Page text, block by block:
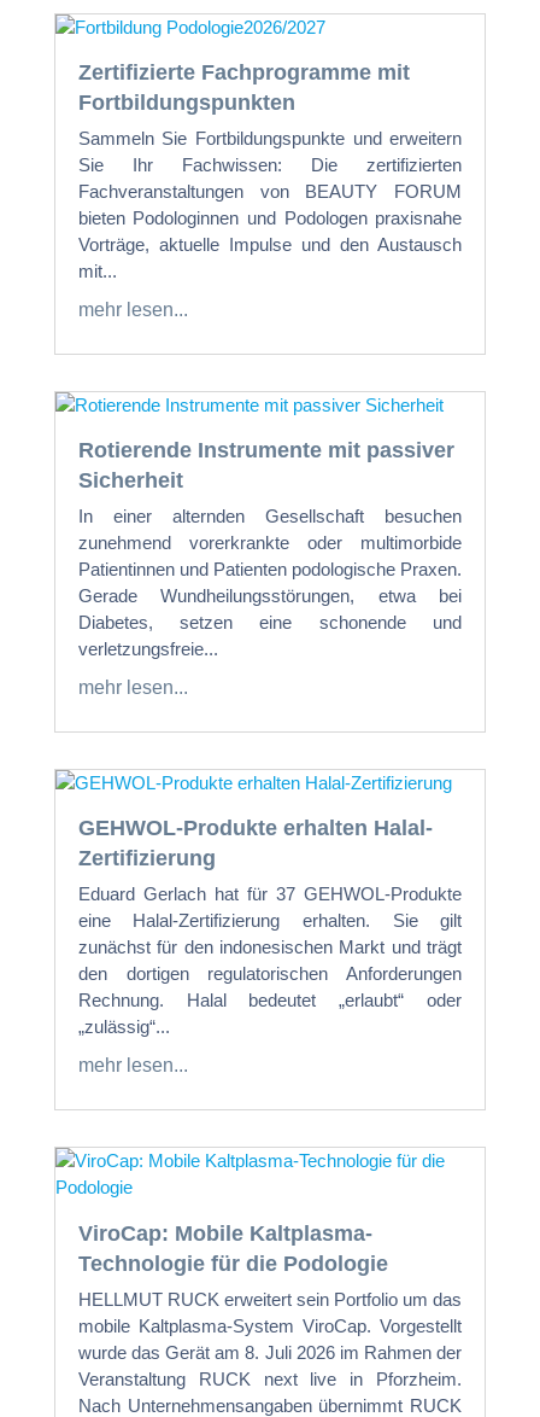
Zertifizierte Fachprogramme mit
Fortbildungspunkten
Sammeln Sie Fortbildungspunkte und erweitern
Sie Ihr Fachwissen: Die zertifizierten
Fachveranstaltungen von BEAUTY FORUM
bieten Podologinnen und Podologen praxisnahe
Vorträge, aktuelle Impulse und den Austausch
mit...
mehr lesen...
Rotierende Instrumente mit passiver
Sicherheit
In einer alternden Gesellschaft besuchen
zunehmend vorerkrankte oder multimorbide
Patientinnen und Patienten podologische Praxen.
Gerade Wundheilungsstörungen, etwa bei
Diabetes, setzen eine schonende und
verletzungsfreie...
mehr lesen...
GEHWOL-Produkte erhalten Halal-
Zertifizierung
Eduard Gerlach hat für 37 GEHWOL-Produkte
eine Halal-Zertifizierung erhalten. Sie gilt
zunächst für den indonesischen Markt und trägt
den dortigen regulatorischen Anforderungen
Rechnung. Halal bedeutet „erlaubt“ oder
„zulässig“...
mehr lesen...
ViroCap: Mobile Kaltplasma-
Technologie für die Podologie
HELLMUT RUCK erweitert sein Portfolio um das
mobile Kaltplasma-System ViroCap. Vorgestellt
wurde das Gerät am 8. Juli 2026 im Rahmen der
Veranstaltung RUCK next live in Pforzheim.
Nach Unternehmensangaben übernimmt RUCK